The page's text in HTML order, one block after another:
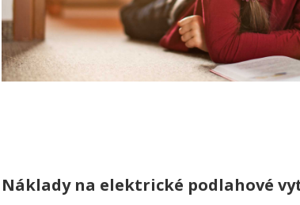
Náklady na elektrické podlahové